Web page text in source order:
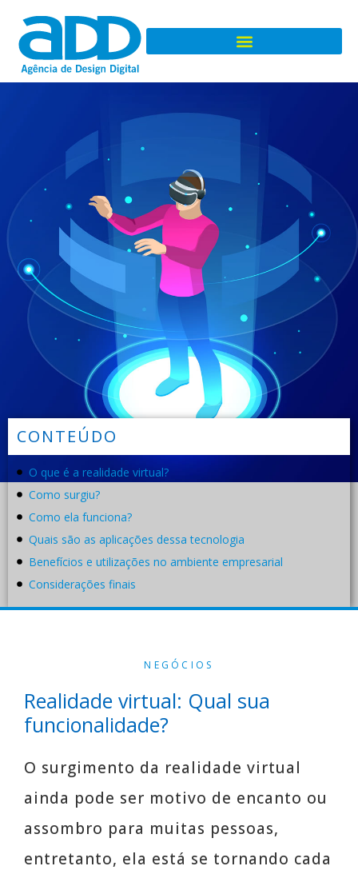
CONTEÚDO
O que é a realidade virtual?
Como surgiu?
Como ela funciona?
Quais são as aplicações dessa tecnologia
Benefícios e utilizações no ambiente empresarial
Considerações finais
NEGÓCIOS
Realidade virtual: Qual sua
funcionalidade?
O surgimento da realidade virtual
ainda pode ser motivo de encanto ou
assombro para muitas pessoas,
entretanto, ela está se tornando cada